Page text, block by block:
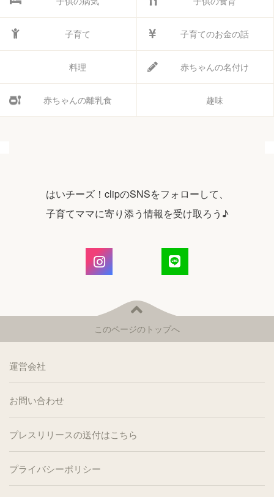
子育て 子育てのお金の話
料理 赤ちゃんの名付け
赤ちゃんの離乳食 趣味
はいチーズ！clipのSNSをフォローして、
子育てママに寄り添う情報を受け取ろう♪
このページのトップへ
運営会社
お問い合わせ
プレスリリースの送付はこちら
プライバシーポリシー